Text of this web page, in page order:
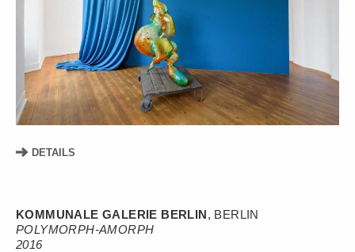
DETAILS
KOMMUNALE GALERIE BERLIN, BERLIN
POLYMORPH-AMORPH
2016